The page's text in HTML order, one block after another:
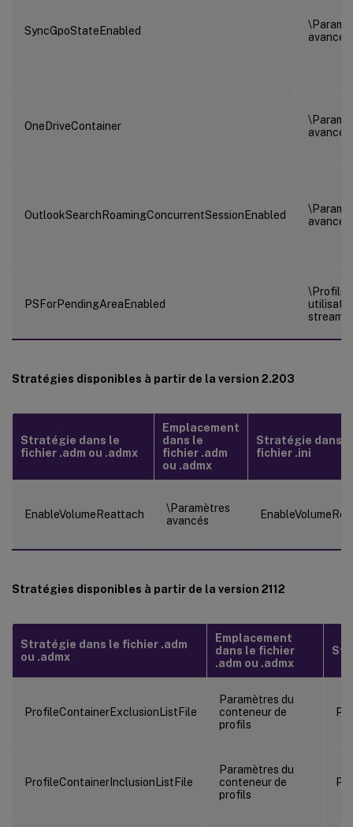
SyncGpoStateEnabled
avancés
OneDriveContainer
avancés
OutlookSearchRoamingConcurrentSessionEnabled
avancés
PSForPendingAreaEnabled
\Profils
Stratégies disponibles à partir de la version 2.203
Stratégie dans le
fichier .adm ou .admx
Emplacement
dans le
fichier .adm
ou .admx
Stratégie dans
fichier .ini
EnableVolumeReattach
\Paramètres
avancés
Stratégies disponibles à partir de la version 2112
Stratégie dans le fichier .adm
ou .admx
Emplacement
dans le fichier
.adm ou .admx
ProfileContainerExclusionListFile
Paramètres du
conteneur de
profils
ProfileContainerInclusionListFile
Paramètres du
conteneur de
profils